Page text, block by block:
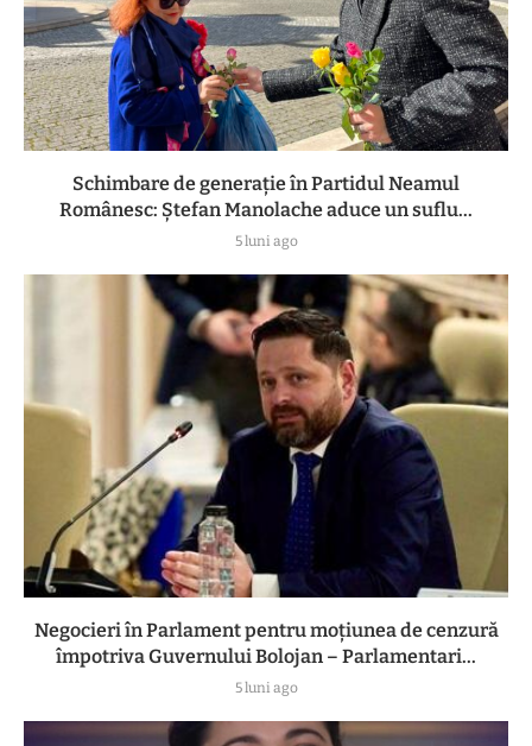
Schimbare de generație în Partidul Neamul
Românesc: Ștefan Manolache aduce un suflu...
5 luni ago
Negocieri în Parlament pentru moțiunea de cenzură
împotriva Guvernului Bolojan – Parlamentari...
5 luni ago